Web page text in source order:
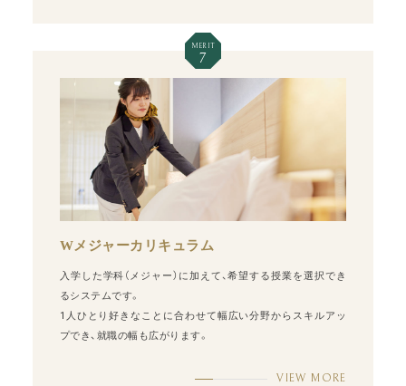
MERIT
7
Wメジャーカリキュラム
入学した学科（メジャー）に加えて、希望する授業を選択でき
るシステムです。
1人ひとり好きなことに合わせて幅広い分野からスキルアッ
プでき、就職の幅も広がります。
VIEW MORE